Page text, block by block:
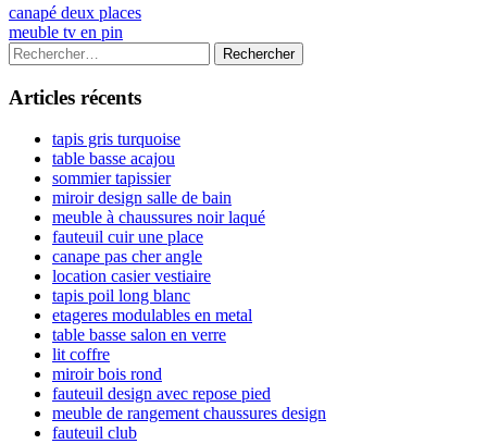
Navigation
de
l’article
Previous
article:
canapé deux places
Next
article:
meuble tv en pin
Colonne
latérale
principale
Rechercher :
Articles récents
tapis gris turquoise
table basse acajou
sommier tapissier
miroir design salle de bain
meuble à chaussures noir laqué
fauteuil cuir une place
canape pas cher angle
location casier vestiaire
tapis poil long blanc
etageres modulables en metal
table basse salon en verre
lit coffre
miroir bois rond
fauteuil design avec repose pied
meuble de rangement chaussures design
fauteuil club